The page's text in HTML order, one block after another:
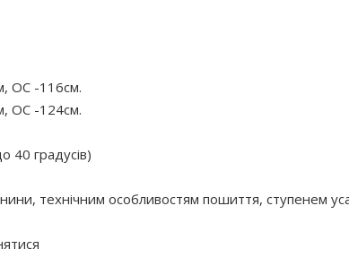
OC -116см.
OC -124см.
градусів)
технічним особливостям пошиття, ступенем